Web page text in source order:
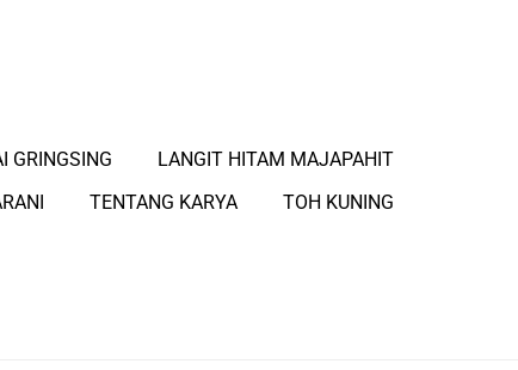
GRINGSING
LANGIT HITAM MAJAPAHIT
TENTANG KARYA TOH KUNING